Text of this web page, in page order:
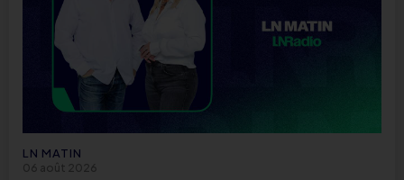
LN MATIN
06 août 2026